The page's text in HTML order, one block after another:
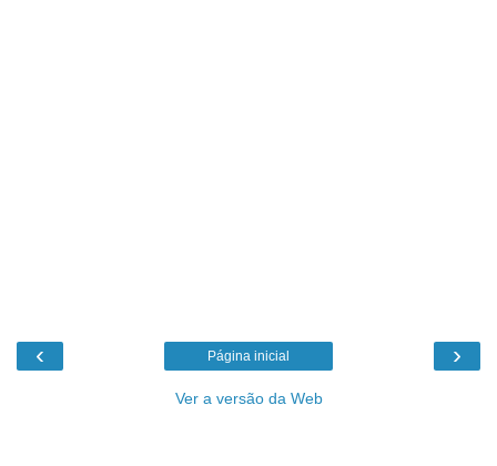
‹ ›
Página inicial
Ver a versão da Web